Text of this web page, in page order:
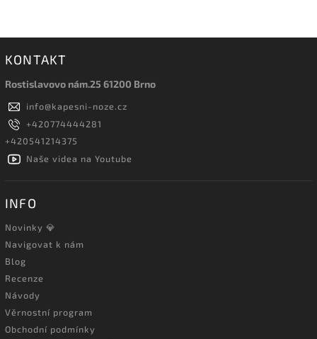
KONTAKT
Rostislavovo nám.25 61200 Brno
info@kapesni-noze.cz
+420774444281
+420541214375
Naše videa na Youtube
INFO
Novinky 💎
Navigovat k nám
Blog
Recenze
Návody
Věrnostní program
Obchodní podmínky